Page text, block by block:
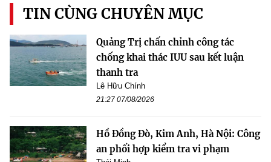
TIN CÙNG CHUYÊN MỤC
Quảng Trị chấn chỉnh công tác
chống khai thác IUU sau kết luận
thanh tra
Lê Hữu Chính
21:27 07/08/2026
Hồ Đồng Đò, Kim Anh, Hà Nội: Công
an phối hợp kiểm tra vi phạm